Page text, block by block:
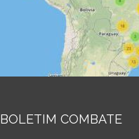
BOLETIM COMBATE